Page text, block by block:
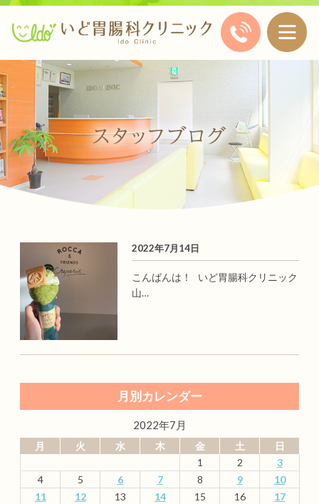
2022年7月14日
こんばんは！ いど胃腸科クリニック
山…
月別カレンダー
2022年7月
月 火 水 木 金 土
日
1
2
3
4
5 6 7 8 9
10
11
12 13 14 15 16
17